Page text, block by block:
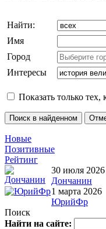
Найти:
Имя
Город
Интересы
Показать только тех,
Новые
Позитивные
Рейтинг
30 июля 2026
Дончанин
1 марта 2026
ЮрийФр
Поиск
Найти на сайте: